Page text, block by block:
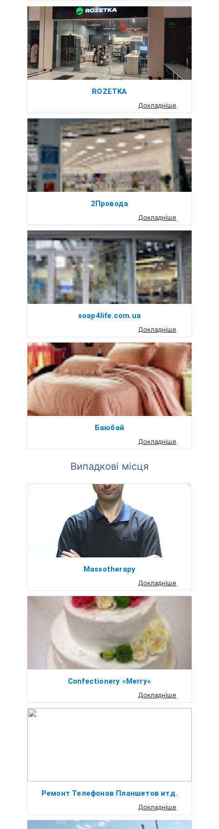
ROZETKA
Докладніше
2Провода
Докладніше
soap4life.com.ua
Докладніше
Баюбай
Докладніше
Випадкові місця
Massotherapy
Докладніше
Confectionery «Merry»
Докладніше
Ремонт Телефонов Планшетов итд.
Докладніше